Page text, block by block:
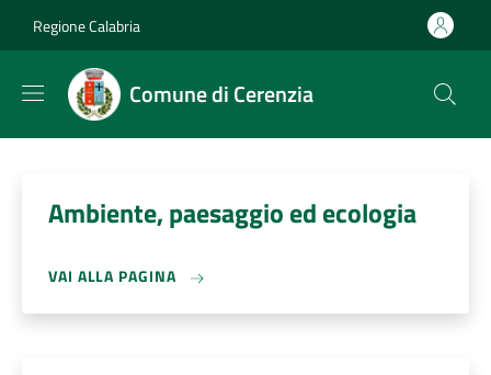
Regione Calabria
Comune di Cerenzia
Ambiente, paesaggio ed ecologia
VAI ALLA PAGINA